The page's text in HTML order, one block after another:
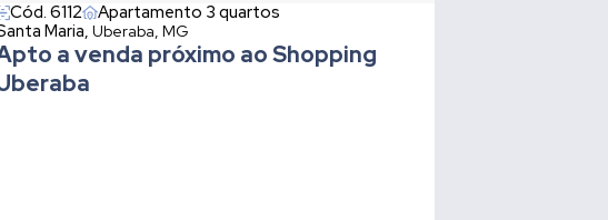
Cód. 6112 Apartamento 3 quartos
Maria, Uberaba, MG
a venda próximo ao Shopping